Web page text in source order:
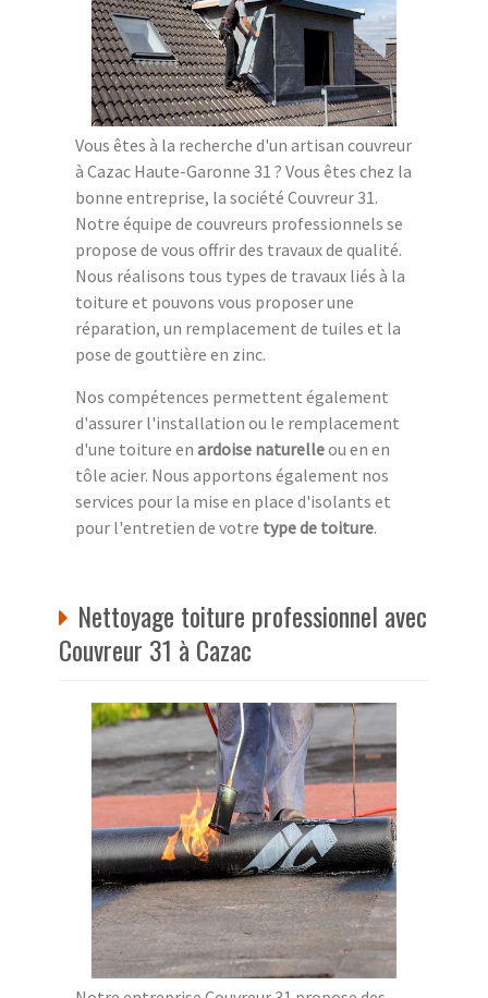
Vous êtes à la recherche d'un artisan couvreur
à Cazac Haute-Garonne 31 ? Vous êtes chez la
bonne entreprise, la société Couvreur 31.
Notre équipe de couvreurs professionnels se
propose de vous offrir des travaux de qualité.
Nous réalisons tous types de travaux liés à la
toiture et pouvons vous proposer une
réparation, un remplacement de tuiles et la
pose de gouttière en zinc.
Nos compétences permettent également
d'assurer l'installation ou le remplacement
d'une toiture en ardoise naturelleou en en
tôle acier. Nous apportons également nos
services pour la mise en place d'isolants et
pour l'entretien de votre type de toiture.
Nettoyage toiture professionnel avec
Couvreur 31 à Cazac